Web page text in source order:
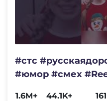
#стс
#юмор #смех
1.6M+
44.1K+